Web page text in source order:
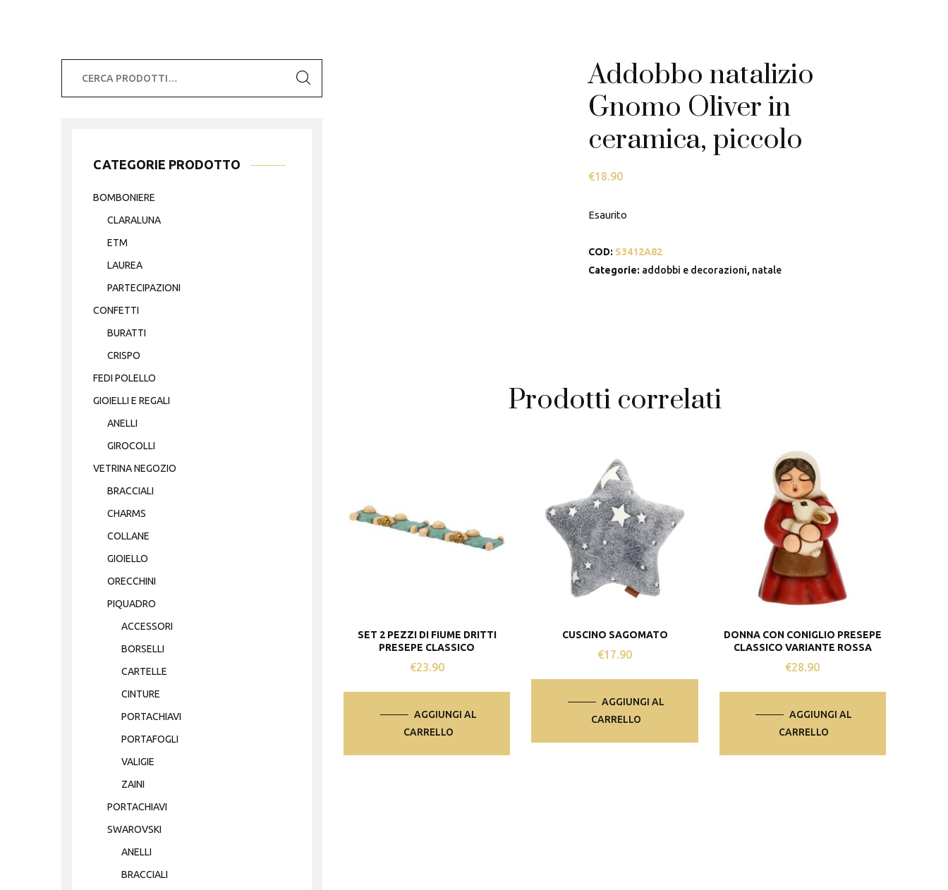
Addobbo natalizio
Gnomo Oliver in
ceramica, piccolo
€18.90
Esaurito
COD: S3412A82
Categorie: addobbi e decorazioni, natale
Prodotti correlati
SET 2 PEZZI DI FIUME DRITTI
PRESEPE CLASSICO
€23.90
AGGIUNGI AL
CARRELLO
CUSCINO SAGOMATO
€17.90
AGGIUNGI AL
CARRELLO
DONNA CON CONIGLIO PRESEPE
CLASSICO VARIANTE ROSSA
€28.90
AGGIUNGI AL
CARRELLO
CATEGORIE PRODOTTO
BOMBONIERE
CLARALUNA
ETM
LAUREA
PARTECIPAZIONI
CONFETTI
BURATTI
CRISPO
FEDI POLELLO
GIOIELLI E REGALI
ANELLI
GIROCOLLI
VETRINA NEGOZIO
BRACCIALI
CHARMS
COLLANE
GIOIELLO
ORECCHINI
PIQUADRO
ACCESSORI
BORSELLI
CARTELLE
CINTURE
PORTACHIAVI
PORTAFOGLI
VALIGIE
ZAINI
PORTACHIAVI
SWAROVSKI
ANELLI
BRACCIALI